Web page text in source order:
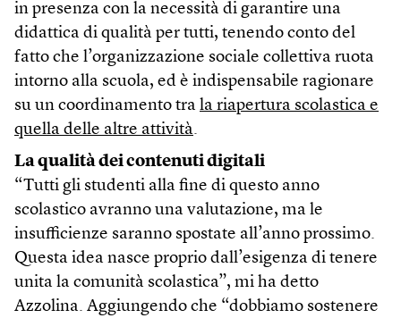
in presenza con la necessità di garantire una
didattica di qualità per tutti, tenendo conto del
fatto che l’organizzazione sociale collettiva ruota
intorno alla scuola, ed è indispensabile ragionare
su un coordinamento tra la riapertura scolastica e
quella delle altre attività.
La qualità dei contenuti digitali
“Tutti gli studenti alla fine di questo anno
scolastico avranno una valutazione, ma le
insufficienze saranno spostate all’anno prossimo.
Questa idea nasce proprio dall’esigenza di tenere
unita la comunità scolastica”, mi ha detto
Azzolina. Aggiungendo che “dobbiamo sostenere